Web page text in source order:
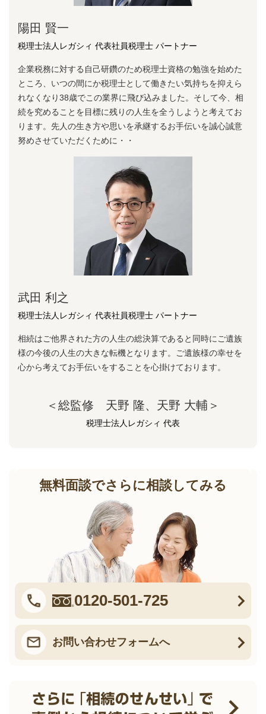
陽⽥ 賢⼀
税理士法人レガシィ 代表社員税理士 パートナー
企業税務に対する⾃⼰研鑽のため税理⼠資格の勉強を始めた
ところ、いつの間にか税理⼠として働きたい気持ちを抑えら
れなくなり38歳でこの業界に⾶び込みました。そして今、相
続を究めることを⽬標に残りの⼈⽣を全うしようと考えてお
ります。先⼈の⽣き⽅や思いを承継するお⼿伝いを誠⼼誠意
努めさせていただくために・・
武田 利之
税理士法人レガシィ 代表社員税理士 パートナー
相続はご他界された方の人生の総決算であると同時にご遺族
様の今後の人生の大きな転機となります。ご遺族様の幸せを
心から考えてお手伝いをすることを心掛けております。
＜総監修 天野 隆、天野 大輔＞
税理士法人レガシィ 代表
無料面談でさらに相談してみる
0120-501-725
お問い合わせフォームへ